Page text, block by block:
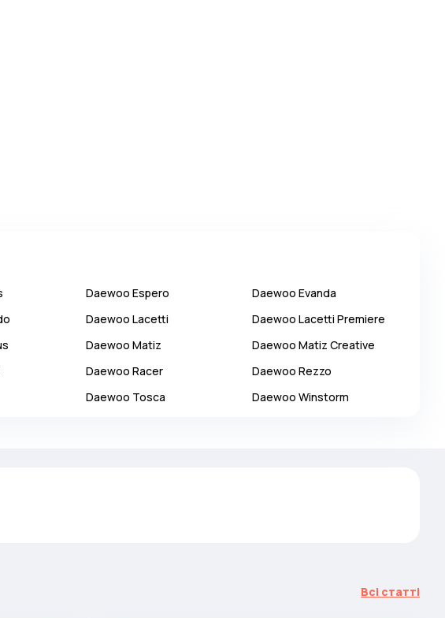
Daewoo Espero Daewoo Evanda
Daewoo Lacetti Daewoo Lacetti Premiere
Daewoo Matiz Daewoo Matiz Creative
Daewoo Racer Daewoo Rezzo
Daewoo Tosca Daewoo Winstorm
Всі статті